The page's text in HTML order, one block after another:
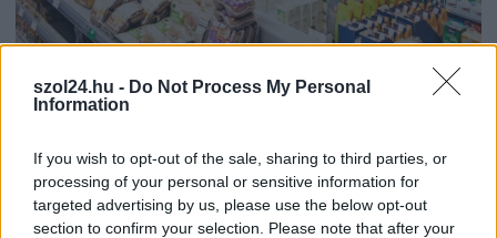
szol24.hu - Do Not Process My Personal
Information
If you wish to opt-out of the sale, sharing to third parties, or
processing of your personal or sensitive information for
targeted advertising by us, please use the below opt-out
section to confirm your selection. Please note that after your
2026.08.07. Fazekas Adrián
Az idei év leglassabb növekedését hozta a június a
Bár a hazai kiskereskedelmi forgalom idén júniusban is
bővülni tudott, a növekedési ütem jelentősen lelassult a...
Magyarország